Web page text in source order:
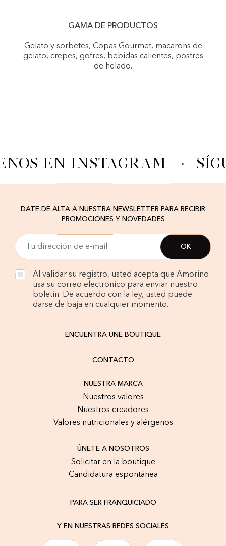
GAMA DE PRODUCTOS
Gelato y sorbetes, Copas Gourmet, macarons de
gelato, crepes, gofres, bebidas calientes, postres
de helado.
EN INSTAGRAM ·
DATE DE ALTA A NUESTRA NEWSLETTER PARA RECIBIR
PROMOCIONES Y NOVEDADES
Al validar su registro, usted acepta que Amorino
usa su correo electrónico para enviar nuestro
boletín. De acuerdo con la ley, usted puede
darse de baja en cualquier momento.
ENCUENTRA UNE BOUTIQUE
CONTACTO
NUESTRA MARCA
Nuestros valores
Nuestros creadores
Valores nutricionales y alérgenos
ÚNETE A NOSOTROS
Solicitar en la boutique
Candidatura espontánea
PARA SER FRANQUICIADO
Y EN NUESTRAS REDES SOCIALES